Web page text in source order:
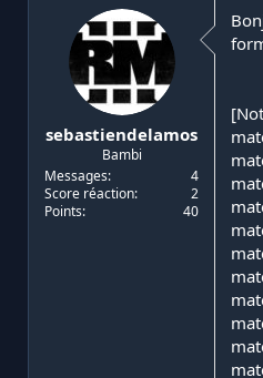
sebastiendelamos
Bambi
Messages
4
Score réaction
2
Points
40